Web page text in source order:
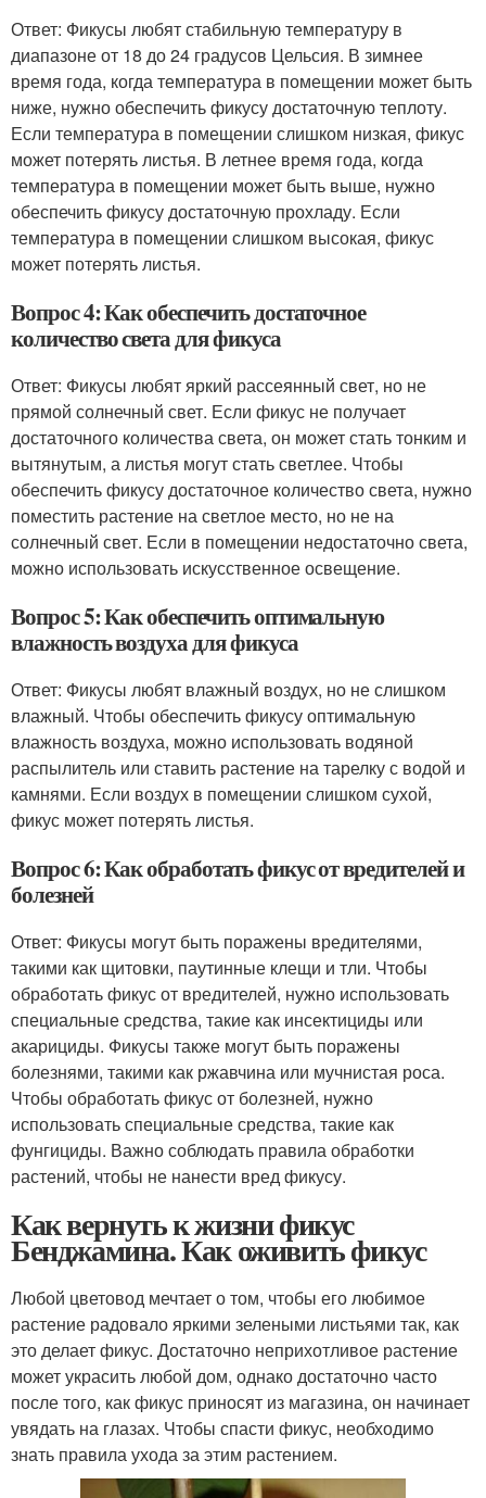
Ответ: Фикусы любят стабильную температуру в
диапазоне от 18 до 24 градусов Цельсия. В зимнее
время года, когда температура в помещении может быть
ниже, нужно обеспечить фикусу достаточную теплоту.
Если температура в помещении слишком низкая, фикус
может потерять листья. В летнее время года, когда
температура в помещении может быть выше, нужно
обеспечить фикусу достаточную прохладу. Если
температура в помещении слишком высокая, фикус
может потерять листья.
Вопрос 4: Как обеспечить достаточное
количество света для фикуса
Ответ: Фикусы любят яркий рассеянный свет, но не
прямой солнечный свет. Если фикус не получает
достаточного количества света, он может стать тонким и
вытянутым, а листья могут стать светлее. Чтобы
обеспечить фикусу достаточное количество света, нужно
поместить растение на светлое место, но не на
солнечный свет. Если в помещении недостаточно света,
можно использовать искусственное освещение.
Вопрос 5: Как обеспечить оптимальную
влажность воздуха для фикуса
Ответ: Фикусы любят влажный воздух, но не слишком
влажный. Чтобы обеспечить фикусу оптимальную
влажность воздуха, можно использовать водяной
распылитель или ставить растение на тарелку с водой и
камнями. Если воздух в помещении слишком сухой,
фикус может потерять листья.
Вопрос 6: Как обработать фикус от вредителей и
болезней
Ответ: Фикусы могут быть поражены вредителями,
такими как щитовки, паутинные клещи и тли. Чтобы
обработать фикус от вредителей, нужно использовать
специальные средства, такие как инсектициды или
акарициды. Фикусы также могут быть поражены
болезнями, такими как ржавчина или мучнистая роса.
Чтобы обработать фикус от болезней, нужно
использовать специальные средства, такие как
фунгициды. Важно соблюдать правила обработки
растений, чтобы не нанести вред фикусу.
Как вернуть к жизни фикус
Бенджамина. Как оживить фикус
Любой цветовод мечтает о том, чтобы его любимое
растение радовало яркими зелеными листьями так, как
это делает фикус. Достаточно неприхотливое растение
может украсить любой дом, однако достаточно часто
после того, как фикус приносят из магазина, он начинает
увядать на глазах. Чтобы спасти фикус, необходимо
знать правила ухода за этим растением.